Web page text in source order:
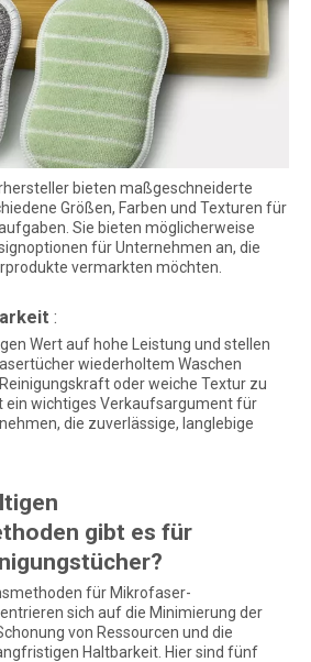
bieten maßgeschneiderte
Größen, Farben und Texturen für
Sie bieten möglicherweise
für Unternehmen an, die
vermarkten möchten.
:
Wert auf hohe Leistung und stellen
wiederholtem Waschen
oder weiche Textur zu
ein wichtiges Verkaufsargument für
die zuverlässige, langlebige
gibt es für
für Mikrofaser-
sich auf die Minimierung der
von Ressourcen und die
Haltbarkeit. Hier sind fünf